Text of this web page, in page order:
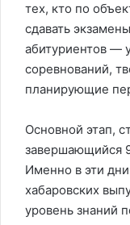
тех, кто по
сдавать
абитуриентов —
соревнований,
планирующие
Основной этап,
завершающийся
Именно в эти
хабаровских
уровень знаний